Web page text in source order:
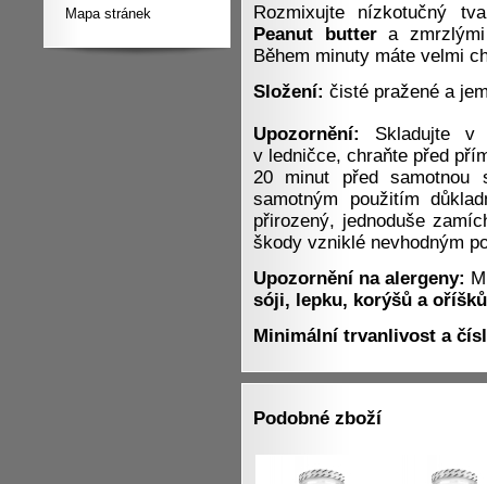
Mapa stránek
Rozmixujte nízkotučný
Peanut buttera zmrzlými
Během minuty máte velmi
Složení: čisté pražené a
Upozornění: Skladujte v
v ledničce, chraňte před
20 minut před samotnou
samotným použitím
přirozený, jednoduše
škody vzniklé nevhodným
Upozornění na alergeny:
sóji, lepku, korýšů a
Minimální trvanlivost a
Podobné zboží